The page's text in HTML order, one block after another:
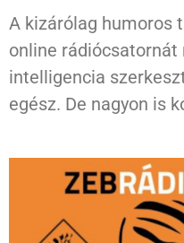
A kizárólag humoros
online
intelligencia
egész. De nagyon is